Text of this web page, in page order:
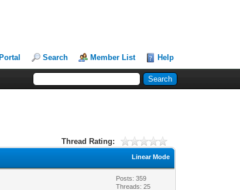
Portal Search Member List Help
Thread Rating:
Linear Mode
Posts: 359
Threads: 25